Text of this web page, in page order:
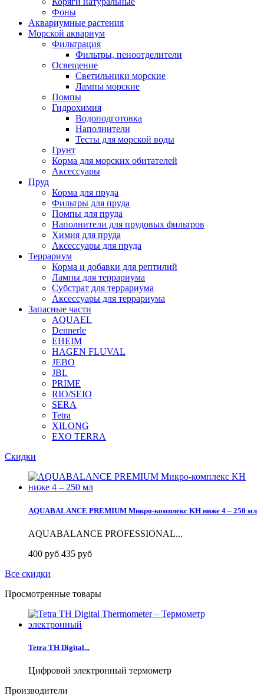
Фоны
Аквариумные растения
Морской аквариум
Фильтрация
Фильтры, пеноотделители
Освещение
Светильники морские
Лампы морские
Помпы
Гидрохимия
Водоподготовка
Наполнители
Тесты для морской воды
Грунт
Корма для морских обитателей
Аксессуары
Пруд
Корма для пруда
Фильтры для пруда
Помпы для пруда
Наполнители для прудовых фильтров
Химия для пруда
Аксессуары для пруда
Террариум
Корма и добавки для рептилий
Лампы для террариума
Субстрат для террариума
Аксессуары для террариума
Запасные части
AQUAEL
Dennerle
EHEIM
HAGEN FLUVAL
JEBO
JBL
PRIME
RIO/SEIO
SERA
Tetra
XILONG
EXO TERRA
Скидки
AQUABALANCE PREMIUM Микро-комплекс KH ниже 4 – 250 мл
AQUABALANCE PROFESSIONAL...
400 руб 435 руб
Все скидки
Просмотренные товары
Tetra TH Digital...
Цифровой электронный термометр
Производители